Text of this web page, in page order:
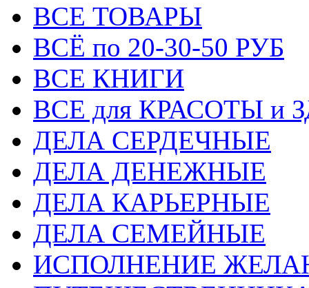
ВСЕ ТОВАРЫ
ВСЁ по 20-30-50 РУБ
ВСЕ КНИГИ
ВСЕ для КРАСОТЫ и
ДЕЛА СЕРДЕЧНЫЕ
ДЕЛА ДЕНЕЖНЫЕ
ДЕЛА КАРЬЕРНЫЕ
ДЕЛА СЕМЕЙНЫЕ
ИСПОЛНЕНИЕ